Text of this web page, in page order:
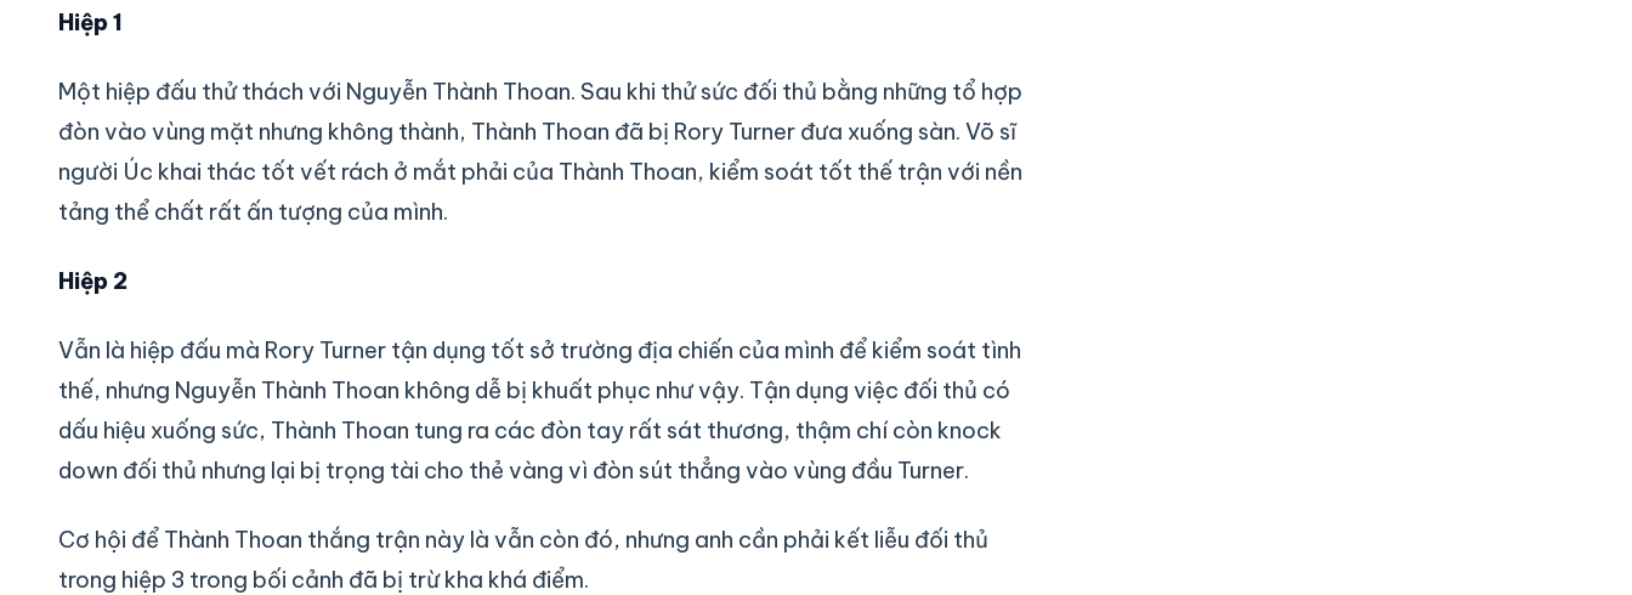
Hiệp 1
Một hiệp đấu thử thách với Nguyễn Thành Thoan. Sau khi thử sức đối thủ bằng những tổ hợp
đòn vào vùng mặt nhưng không thành, Thành Thoan đã bị Rory Turner đưa xuống sàn. Võ sĩ
người Úc khai thác tốt vết rách ở mắt phải của Thành Thoan, kiểm soát tốt thế trận với nền
tảng thể chất rất ấn tượng của mình.
Hiệp 2
Vẫn là hiệp đấu mà Rory Turner tận dụng tốt sở trường địa chiến của mình để kiểm soát tình
thế, nhưng Nguyễn Thành Thoan không dễ bị khuất phục như vậy. Tận dụng việc đối thủ có
dấu hiệu xuống sức, Thành Thoan tung ra các đòn tay rất sát thương, thậm chí còn knock
down đối thủ nhưng lại bị trọng tài cho thẻ vàng vì đòn sút thẳng vào vùng đầu Turner.
Cơ hội để Thành Thoan thắng trận này là vẫn còn đó, nhưng anh cần phải kết liễu đối thủ
trong hiệp 3 trong bối cảnh đã bị trừ kha khá điểm.